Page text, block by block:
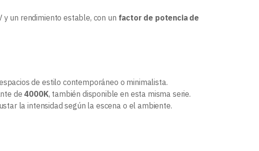
y un rendimiento estable, con un factor de potencia de
de estilo contemporáneo o minimalista.
de 4000K, también disponible en esta misma serie.
la intensidad según la escena o el ambiente.